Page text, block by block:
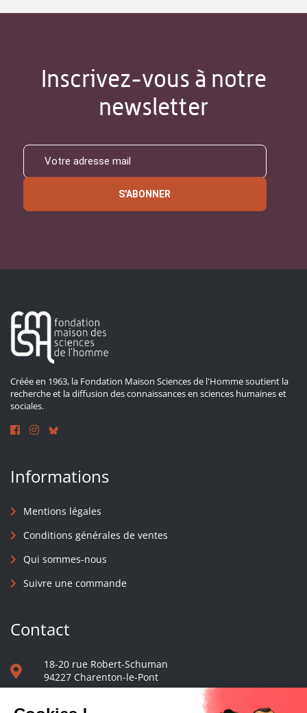
Inscrivez-vous à notre
newsletter
S'ABONNER
Créée en 1963, la Fondation Maison Sciences de l'Homme soutient la
recherche et la diffusion des connaissances en sciences humaines et
sociales.
Informations
Mentions légales
Conditions générales de ventes
Qui sommes-nous
Suivre une commande
Contact
18-20 rue Robert-Schuman
94227 Charenton-le-Pont